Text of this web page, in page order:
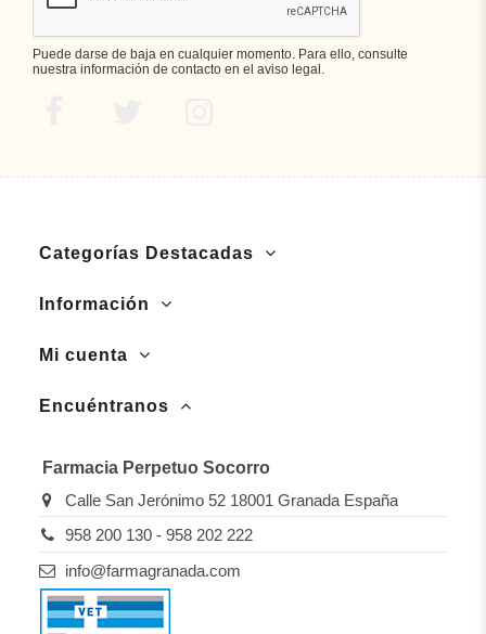
Puede darse de baja en cualquier momento. Para ello, consulte
nuestra información de contacto en el aviso legal.
Categorías Destacadas
Información
Mi cuenta
Encuéntranos
Farmacia Perpetuo Socorro
Calle San Jerónimo 52 18001 Granada España
958 200 130 - 958 202 222
info@farmagranada.com